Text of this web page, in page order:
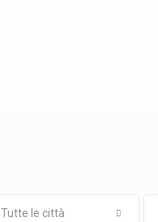
Tutte le città